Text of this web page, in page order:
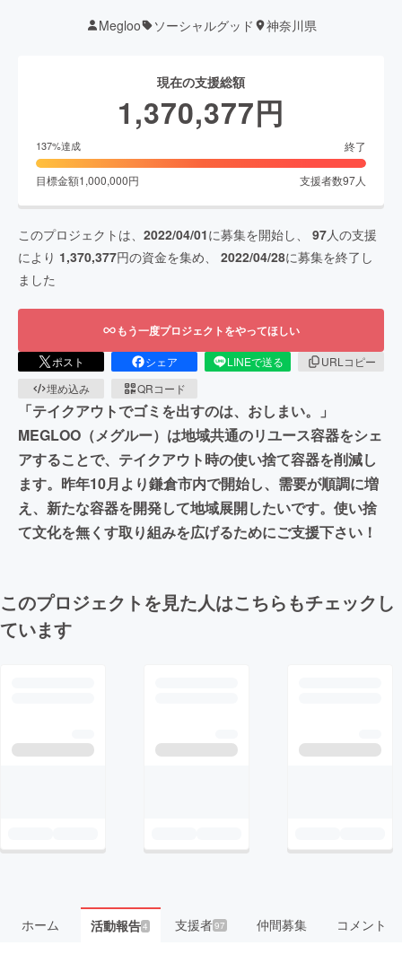
Megloo ソーシャルグッド 神奈川県
現在の支援総額
1,370,377円
137%達成 終了
目標金額1,000,000円 支援者数97人
このプロジェクトは、 2022/04/01に募集を開始し、 97人の支援
により 1,370,377円の資金を集め、 2022/04/28に募集を終了し
ました
もう一度プロジェクトをやってほしい
ポスト シェア LINEで送る
URLコピー
埋め込み
QRコード
「テイクアウトでゴミを出すのは、おしまい。」
MEGLOO（メグルー）は地域共通のリユース容器をシェ
アすることで、テイクアウト時の使い捨て容器を削減し
ます。昨年10月より鎌倉市内で開始し、需要が順調に増
え、新たな容器を開発して地域展開したいです。使い捨
て文化を無くす取り組みを広げるためにご支援下さい！
このプロジェクトを見た人はこちらもチェックし
ています
ホーム 活動報告4 支援者97 仲間募集 コメント